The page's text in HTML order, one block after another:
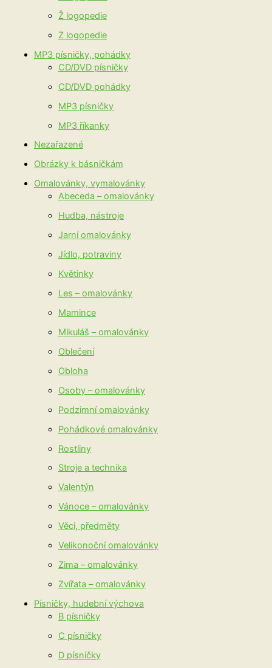
Ž logopedie
Z logopedie
MP3 písničky, pohádky
CD/DVD písničky
CD/DVD pohádky
MP3 písničky
MP3 říkanky
Nezařazené
Obrázky k básničkám
Omalovánky, vymalovánky
Abeceda – omalovánky
Hudba, nástroje
Jarní omalovánky
Jídlo, potraviny
Květinky
Les – omalovánky
Mamince
Mikuláš – omalovánky
Oblečení
Obloha
Osoby – omalovánky
Podzimní omalovánky
Pohádkové omalovánky
Rostliny
Stroje a technika
Valentýn
Vánoce – omalovánky
Věci, předměty
Velikonoční omalovánky
Zima – omalovánky
Zvířata – omalovánky
Písničky, hudební výchova
B písničky
C písničky
D písničky